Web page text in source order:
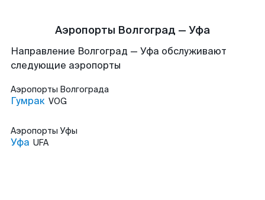
Аэропорты Волгоград — Уфа
Направление Волгоград — Уфа обслуживают
следующие аэропорты
Аэропорты Волгограда
Гумрак VOG
Аэропорты Уфы
Уфа UFA